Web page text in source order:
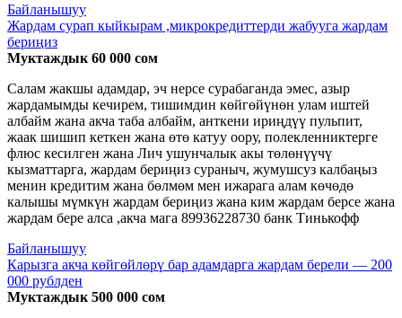
Байланышуу
Жардам сурап кыйкырам ,микрокредиттерди жабууга жардам
бериңиз
Муктаждык 60 000 сом
Салам жакшы адамдар, эч нерсе сурабаганда эмес, азыр
жардамымды кечирем, тишимдин көйгөйүнөн улам иштей
албайм жана акча таба албайм, анткени ириңдүү пульпит,
жаак шишип кеткен жана өтө катуу оору, полекленниктерге
флюс кесилген жана Лич ушунчалык акы төлөнүүчү
кызматтарга, жардам бериңиз сураныч, жумушсуз калбаңыз
менин кредитим жана бөлмөм мен ижарага алам көчөдө
калышы мүмкүн жардам бериңиз жана ким жардам берсе жана
жардам бере алса ,акча мага 89936228730 банк Тинькофф
Байланышуу
Карызга акча көйгөйлөрү бар адамдарга жардам берели — 200
000 рублден
Муктаждык 500 000 сом